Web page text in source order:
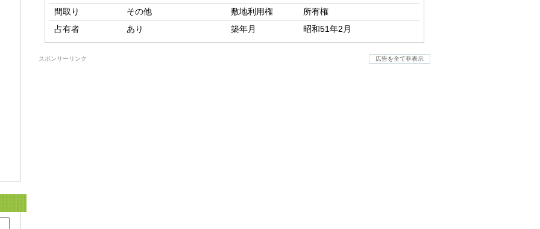
間取り
その他 敷地利用権
所有権
占有者
あり 築年月 昭和51年2月
スポンサーリンク 広告を全て非表示